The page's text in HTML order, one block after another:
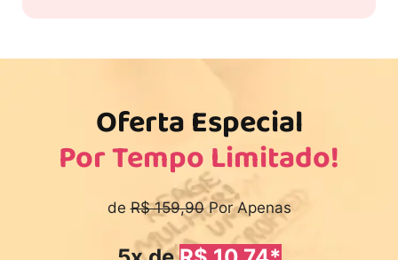
Oferta Especial
Por Tempo Limitado!
deR$ 159,90Por Apenas